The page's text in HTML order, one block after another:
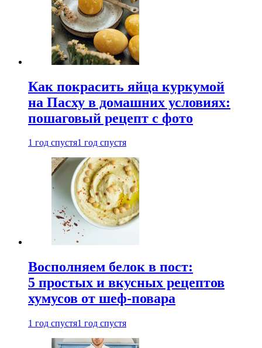
Как покрасить яйца куркумой
на Пасху в домашних условиях:
пошаговый рецепт с фото
1 год спустя1 год спустя
Восполняем белок в пост:
5 простых и вкусных рецептов
хумусов от шеф-повара
1 год спустя1 год спустя